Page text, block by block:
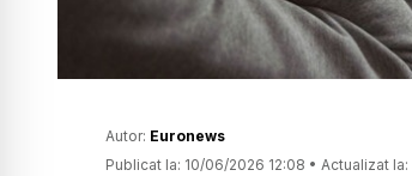
Autor: Euronews
Publicat la: 10/06/2026 12:08 • Actualizat la: